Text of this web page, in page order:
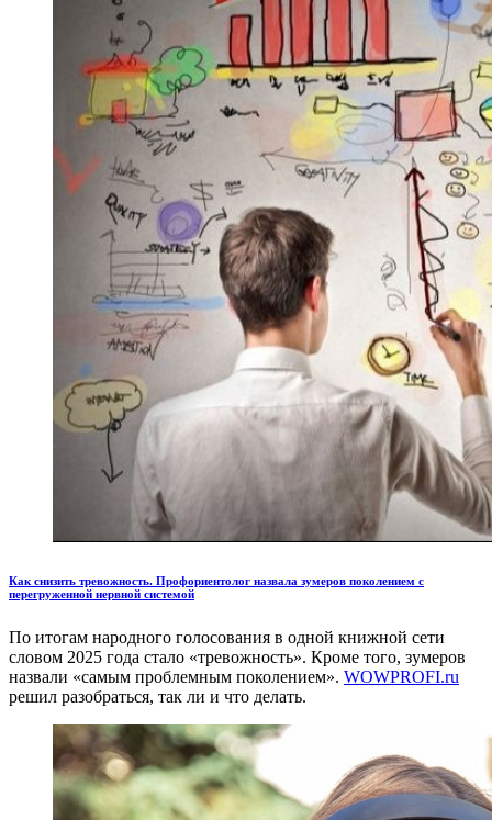
Как снизить тревожность. Профориентолог назвала зумеров поколением с
перегруженной нервной системой
По итогам народного голосования в одной книжной сети
словом 2025 года стало «тревожность». Кроме того, зумеров
назвали «самым проблемным поколением». WOWPROFI.ru
решил разобраться, так ли и что делать.